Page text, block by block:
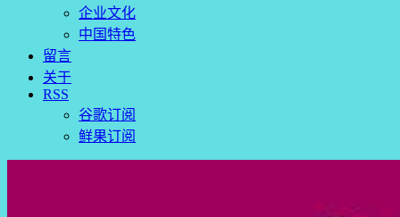
企业文化
中国特色
留言
关于
RSS
谷歌订阅
鲜果订阅